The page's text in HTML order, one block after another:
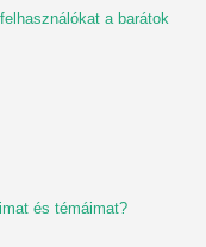
a barátok
és témáimat?